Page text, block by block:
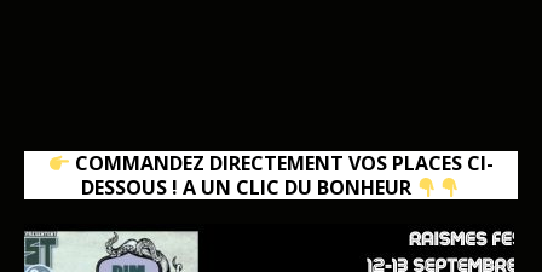
COMMANDEZ DIRECTEMENT VOS PLACES CI-
DESSOUS ! A UN CLIC DU BONHEUR